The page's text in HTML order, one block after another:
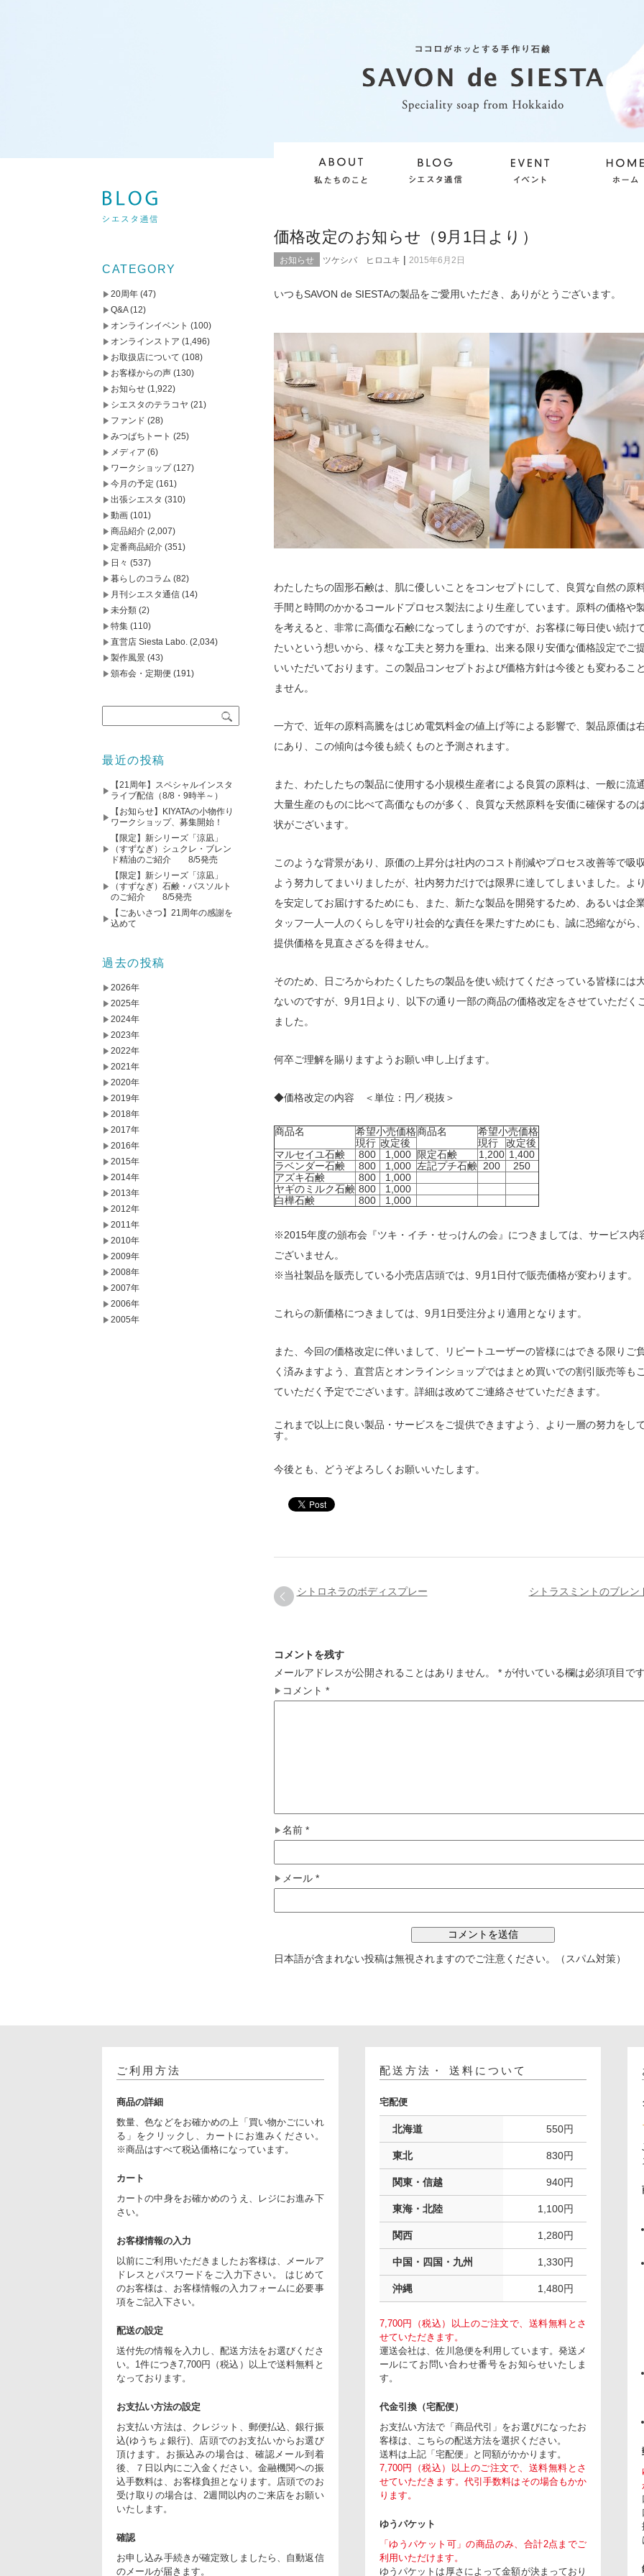
価格改定のお知らせ（9月1日より）
お知らせ ツケシバ ヒロユキ | 2015年6月2日
いつもSAVON de SIESTAの製品をご愛用いただき、ありがとうございます。
わたしたちの固形石鹸は、肌に優しいことをコンセプトにして、良質な自然の原
手間と時間のかかるコールドプロセス製法により生産しています。原料の価格や
を考えると、非常に高価な石鹸になってしまうのですが、お客様に毎日使い続け
たいという想いから、様々な工夫と努力を重ね、出来る限り安価な価格設定でご
いいただいております。この製品コンセプトおよび価格方針は今後とも変わるこ
ません。
一方で、近年の原料高騰をはじめ電気料金の値上げ等による影響で、製品原価は
にあり、この傾向は今後も続くものと予測されます。
また、わたしたちの製品に使用する小規模生産者による良質の原料は、一般に流
大量生産のものに比べて高価なものが多く、良質な天然原料を安価に確保するの
状がございます。
このような背景があり、原価の上昇分は社内のコスト削減やプロセス改善等で吸
よう努力してまいりましたが、社内努力だけでは限界に達してしまいました。よ
を安定してお届けするためにも、また、新たな製品を開発するため、あるいは企
タッフ一人一人のくらしを守り社会的な責任を果たすためにも、誠に恐縮ながら
提供価格を見直さざるを得ません。
そのため、日ごろからわたくしたちの製品を使い続けてくださっている皆様には
ないのですが、9月1日より、以下の通り一部の商品の価格改定をさせていただく
ました。
何卒ご理解を賜りますようお願い申し上げます。
◆価格改定の内容 ＜単位：円／税抜＞
商品名 希望小売価格商品名
希望小売価格
現行 改定後 現行
改定後
マルセイユ石鹸
800 1,000 限定石鹸 1,200 1,400
ラベンダー石鹸
800 1,000 左記プチ石鹸 200
250
アズキ石鹸
800
1,000
ヤギのミルク石鹸 800
1,000
白樺石鹸
800 1,000
※2015年度の頒布会『ツキ・イチ・せっけんの会』につきましては、サービス内
ございません。
※当社製品を販売している小売店店頭では、9月1日付で販売価格が変わります。
これらの新価格につきましては、9月1日受注分より適用となります。
また、今回の価格改定に伴いまして、リピートユーザーの皆様にはできる限りご
く済みますよう、直営店とオンラインショップではまとめ買いでの割引販売等も
ていただく予定でございます。詳細は改めてご連絡させていただきます。
これまで以上に良い製品・サービスをご提供できますよう、より一層の努力をし
す。
今後とも、どうぞよろしくお願いいたします。
シトロネラのボディスプレー シトラスミントのブレン
コメントを残す
メールアドレスが公開されることはありません。
*が付いている欄は必須項目で
コメント *
名前 *
メール *
日本語が含まれない投稿は無視されますのでご注意ください。（スパム対策）
CATEGORY
20周年 (47)
Q&A(12)
オンラインイベント (100)
オンラインストア (1,496)
お取扱店について (108)
お客様からの声 (130)
お知らせ (1,922)
シエスタのテラコヤ (21)
ファンド (28)
みつばちトート (25)
メディア (6)
ワークショップ(127)
今月の予定 (161)
出張シエスタ (310)
動画 (101)
商品紹介 (2,007)
定番商品紹介 (351)
日々 (537)
暮らしのコラム (82)
月刊シエスタ通信 (14)
未分類 (2)
特集 (110)
直営店 Siesta Labo. (2,034)
製作風景 (43)
頒布会・定期便 (191)
最近の投稿
【21周年】スペシャルインスタ
ライブ配信（8/8・9時半～）
【お知らせ】KIYATAの小物作り
ワークショップ、募集開始！
【限定】新シリーズ「涼凪」
（すずなぎ）シュクレ・ブレン
ド精油のご紹介 8/5発売
【限定】新シリーズ「涼凪」
（すずなぎ）石鹸・バスソルト
のご紹介 8/5発売
【ごあいさつ】21周年の感謝を
込めて
過去の投稿
2026年
2025年
2024年
2023年
2022年
2021年
2020年
2019年
2018年
2017年
2016年
2015年
2014年
2013年
2012年
2011年
2010年
2009年
2008年
2007年
2006年
2005年
ご利用方法
商品の詳細
数量、色などをお確かめの上「買い物かごにいれ
る」をクリックし、カートにお進みください。
※商品はすべて税込価格になっています。
カート
カートの中身をお確かめのうえ、レジにお進み下
さい。
お客様情報の入力
以前にご利用いただきましたお客様は、メールア
ドレスとパスワードをご入力下さい。 はじめて
のお客様は、お客様情報の入力フォームに必要事
項をご記入下さい。
配送の設定
送付先の情報を入力し、配送方法をお選びくださ
い。1件につき7,700円（税込）以上で送料無料と
なっております。
お支払い方法の設定
お支払い方法は、クレジット、郵便払込、銀行振
込(ゆうちょ銀行)、店頭でのお支払いからお選び
頂けます。お振込みの場合は、確認メール到着
後、７日以内にご入金ください。金融機関への振
込手数料は、お客様負担となります。店頭でのお
受け取りの場合は、2週間以内のご来店をお願い
いたします。
確認
お申し込み手続きが確定致しましたら、自動返信
のメールが届きます。
配送方法・ 送料について
宅配便
北海道 550円
東北 830円
関東・信越 940円
東海・北陸 1,100円
関西 1,280円
中国・四国・九州 1,330円
沖縄 1,480円
7,700円（税込）以上のご注文で、送料無料とさ
せていただきます。
運送会社は、佐川急便を利用しています。発送メ
ールにてお問い合わせ番号をお知らせいたしま
す。
代金引換（宅配便）
お支払い方法で「商品代引」をお選びになったお
客様は、こちらの配送方法を選択ください。
送料は上記「宅配便」と同額がかかります。
7,700円（税込）以上のご注文で、送料無料とさ
せていただきます。代引手数料はその場合もかか
ります。
ゆうパケット
「ゆうパケット可」の商品のみ、合計2点までご
利用いただけます。
ゆうパケットは厚さによって金額が決まっており